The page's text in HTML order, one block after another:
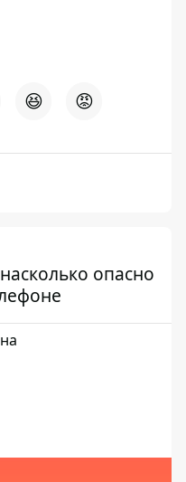
😆 😡
опасно